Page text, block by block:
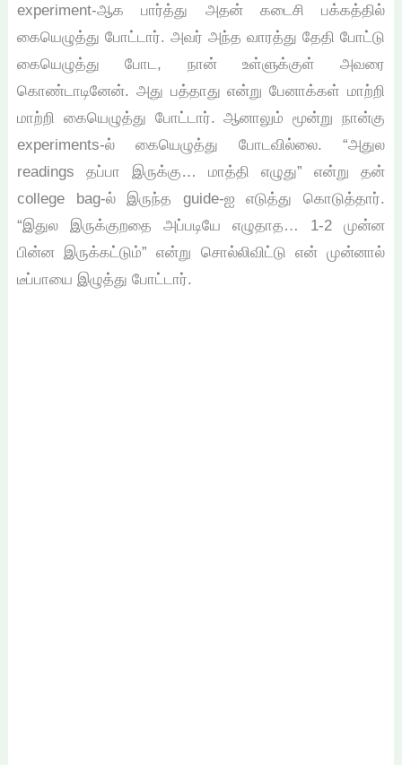
experiment-ஆக பார்த்து அதன் கடைசி பக்கத்தில்
கையெழுத்து போட்டார். அவர் அந்த வாரத்து தேதி போட்டு
கையெழுத்து போட, நான் உள்ளுக்குள் அவரை
கொண்டாடினேன். அது பத்தாது என்று பேனாக்கள் மாற்றி
மாற்றி கையெழுத்து போட்டார். ஆனாலும் மூன்று நான்கு
experiments-ல் கையெழுத்து போடவில்லை. “அதுல
readings தப்பா இருக்கு… மாத்தி எழுது” என்று தன்
college bag-ல் இருந்த guide-ஐ எடுத்து கொடுத்தார்.
“இதுல இருக்குறதை அப்படியே எழுதாத… 1-2 முன்ன
பின்ன இருக்கட்டும்” என்று சொல்லிவிட்டு என் முன்னால்
டீப்பாயை இழுத்து போட்டார்.